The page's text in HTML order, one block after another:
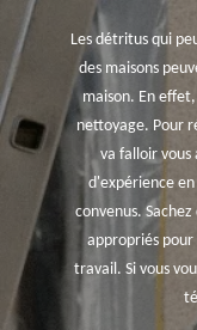
Les détritus qui
des maisons
maison. En
nettoyage. Pour
va falloir vous
d'expérience
convenus.
appropriés
travail. Si vous